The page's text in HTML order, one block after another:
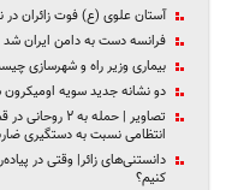
آستان علوی (ع) فوت زائران در
فرانسه دست به دامن ایران شد
بیماری وزیر راه و شهرسازی
دو نشانه جدید سویه
تصاویر | حمله
انتظامی نسبت به دستگیری
دانستنی‌های زائر| وقتی در
کنیم؟